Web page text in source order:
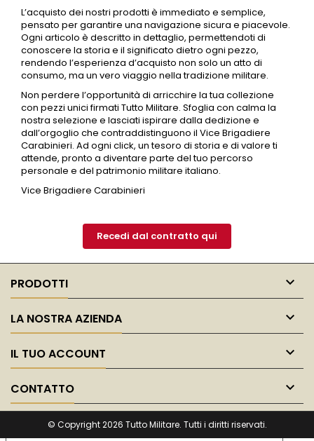
L’acquisto dei nostri prodotti è immediato e semplice,
pensato per garantire una navigazione sicura e piacevole.
Ogni articolo è descritto in dettaglio, permettendoti di
conoscere la storia e il significato dietro ogni pezzo,
rendendo l’esperienza d’acquisto non solo un atto di
consumo, ma un vero viaggio nella tradizione militare.
Non perdere l’opportunità di arricchire la tua collezione
con pezzi unici firmati Tutto Militare. Sfoglia con calma la
nostra selezione e lasciati ispirare dalla dedizione e
dall’orgoglio che contraddistinguono il Vice Brigadiere
Carabinieri. Ad ogni click, un tesoro di storia e di valore ti
attende, pronto a diventare parte del tuo percorso
personale e del patrimonio militare italiano.
Vice Brigadiere Carabinieri
Recedi dal contratto qui
PRODOTTI 
LA NOSTRA AZIENDA 
IL TUO ACCOUNT 
CONTATTO 
© Copyright 2026 Tutto Militare. Tutti i diritti riservati.
Le tue preferenze relative alla privacy